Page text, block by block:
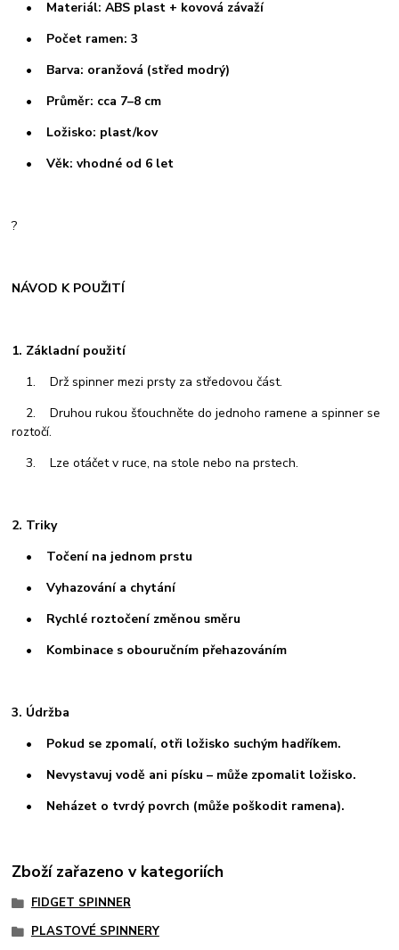
• Materiál: ABS plast + kovová závaží
• Počet ramen: 3
• Barva: oranžová (střed modrý)
• Průměr: cca 7–8 cm
• Ložisko: plast/kov
• Věk: vhodné od 6 let
?
NÁVOD K POUŽITÍ
1. Základní použití
1. Drž spinner mezi prsty za středovou část.
2. Druhou rukou šťouchněte do jednoho ramene a spinner se
roztočí.
3. Lze otáčet v ruce, na stole nebo na prstech.
2. Triky
• Točení na jednom prstu
• Vyhazování a chytání
• Rychlé roztočení změnou směru
• Kombinace s obouručním přehazováním
3. Údržba
• Pokud se zpomalí, otři ložisko suchým hadříkem.
• Nevystavuj vodě ani písku – může zpomalit ložisko.
• Neházet o tvrdý povrch (může poškodit ramena).
Zboží zařazeno v kategoriích
FIDGET SPINNER
PLASTOVÉ SPINNERY